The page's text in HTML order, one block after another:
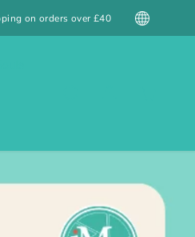
$399 HKD / Macau over $499 MOP